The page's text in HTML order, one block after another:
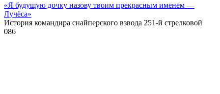
«Я будущую дочку назову твоим прекрасным именем —
Лучёса»
История командира снайперского взвода 251-й стрелковой
086